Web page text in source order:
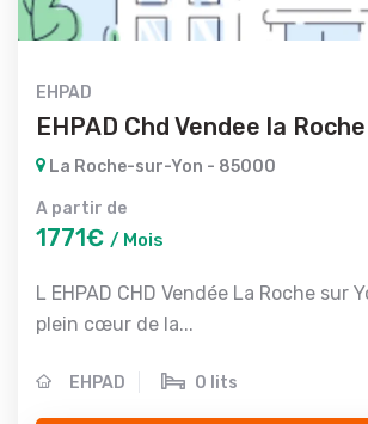
EHPAD
EHPAD Chd Vendee la
La Roche-sur-Yon - 85000
A partir de
1771€ / Mois
L EHPAD CHD Vendée La Roche sur
plein cœur de la...
EHPAD 0 lits